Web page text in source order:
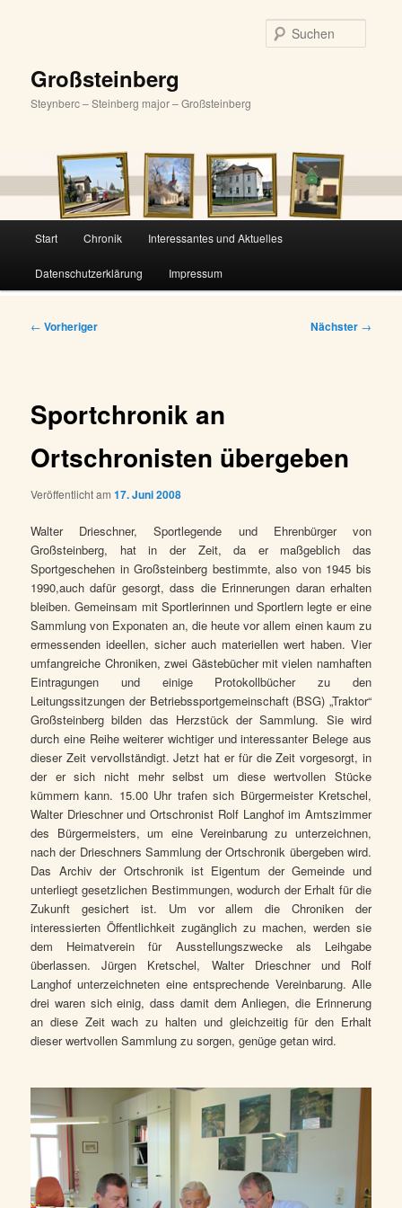
Großsteinberg
Steynberc – Steinberg major – Großsteinberg
Start Chronik Interessantes und Aktuelles
Datenschutzerklärung Impressum
Beitragsnavigation
← Vorheriger Nächster →
Sportchronik an
Ortschronisten übergeben
Veröffentlicht am17. Juni 2008
Walter Drieschner, Sportlegende und Ehrenbürger von
Großsteinberg, hat in der Zeit, da er maßgeblich das
Sportgeschehen in Großsteinberg bestimmte, also von 1945 bis
1990,auch dafür gesorgt, dass die Erinnerungen daran erhalten
bleiben. Gemeinsam mit Sportlerinnen und Sportlern legte er eine
Sammlung von Exponaten an, die heute vor allem einen kaum zu
ermessenden ideellen, sicher auch materiellen wert haben. Vier
umfangreiche Chroniken, zwei Gästebücher mit vielen namhaften
Eintragungen und einige Protokollbücher zu den
Leitungssitzungen der Betriebssportgemeinschaft (BSG) „Traktor“
Großsteinberg bilden das Herzstück der Sammlung. Sie wird
durch eine Reihe weiterer wichtiger und interessanter Belege aus
dieser Zeit vervollständigt. Jetzt hat er für die Zeit vorgesorgt, in
der er sich nicht mehr selbst um diese wertvollen Stücke
kümmern kann. 15.00 Uhr trafen sich Bürgermeister Kretschel,
Walter Drieschner und Ortschronist Rolf Langhof im Amtszimmer
des Bürgermeisters, um eine Vereinbarung zu unterzeichnen,
nach der Drieschners Sammlung der Ortschronik übergeben wird.
Das Archiv der Ortschronik ist Eigentum der Gemeinde und
unterliegt gesetzlichen Bestimmungen, wodurch der Erhalt für die
Zukunft gesichert ist. Um vor allem die Chroniken der
interessierten Öffentlichkeit zugänglich zu machen, werden sie
dem Heimatverein für Ausstellungszwecke als Leihgabe
überlassen. Jürgen Kretschel, Walter Drieschner und Rolf
Langhof unterzeichneten eine entsprechende Vereinbarung. Alle
drei waren sich einig, dass damit dem Anliegen, die Erinnerung
an diese Zeit wach zu halten und gleichzeitig für den Erhalt
dieser wertvollen Sammlung zu sorgen, genüge getan wird.